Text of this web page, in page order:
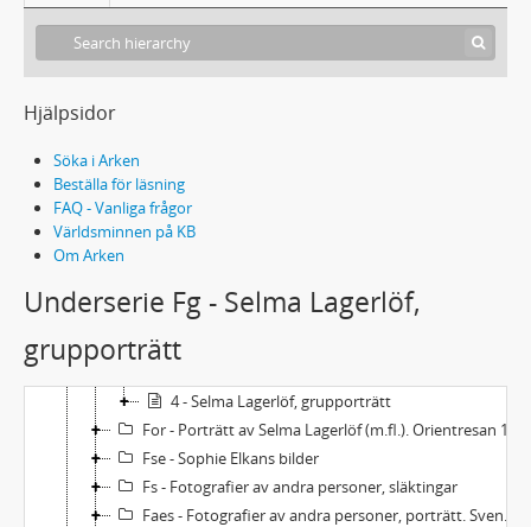
Hjälpsidor
Söka i Arken
Beställa för läsning
FAQ - Vanliga frågor
Världsminnen på KB
Om Arken
Underserie Fg - Selma Lagerlöf,
grupporträtt
330 - MANUSKRIPT: Från park och veranda (Poesialbum med 13 dikter)
330a - MANUSKRIPT: Poesie. (Gästbok/poesialbum som innehåller Gammal visa av Selma Lagerlöf)
332 - KORREKTUR
334 - PRESSKLIPP
335 - DIVERSE HANDLINGAR
336 - FOTOGRAFIER
Fg - Selma Lagerlöf, grupporträtt
1 - Selma Lagerlöf, grupporträtt
2 - Selma Lagerlöf, grupporträtt
4 - Selma Lagerlöf, grupporträtt
For - Porträtt av Selma Lagerlöf (m.fl.). Orientresan 1899-1900
Fse - Sophie Elkans bilder
Fs - Fotografier av andra personer, släktingar
Faes - Fotografier av andra personer, porträtt. Svenska